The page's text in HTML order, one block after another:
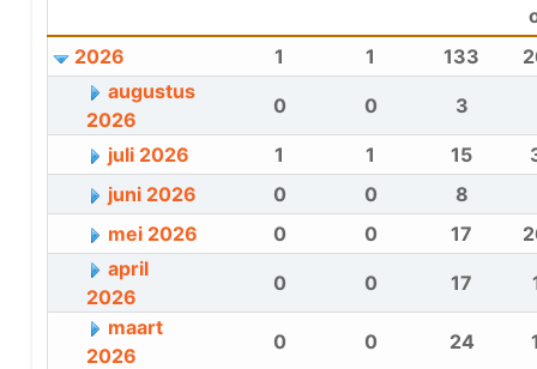
2026
1 1 133
augustus
2026
0 0 3
juli 2026 1 1 15
juni 2026
0 0
8
mei 2026
0 0 17
april
2026
0 0 17
maart
2026
0 0 24